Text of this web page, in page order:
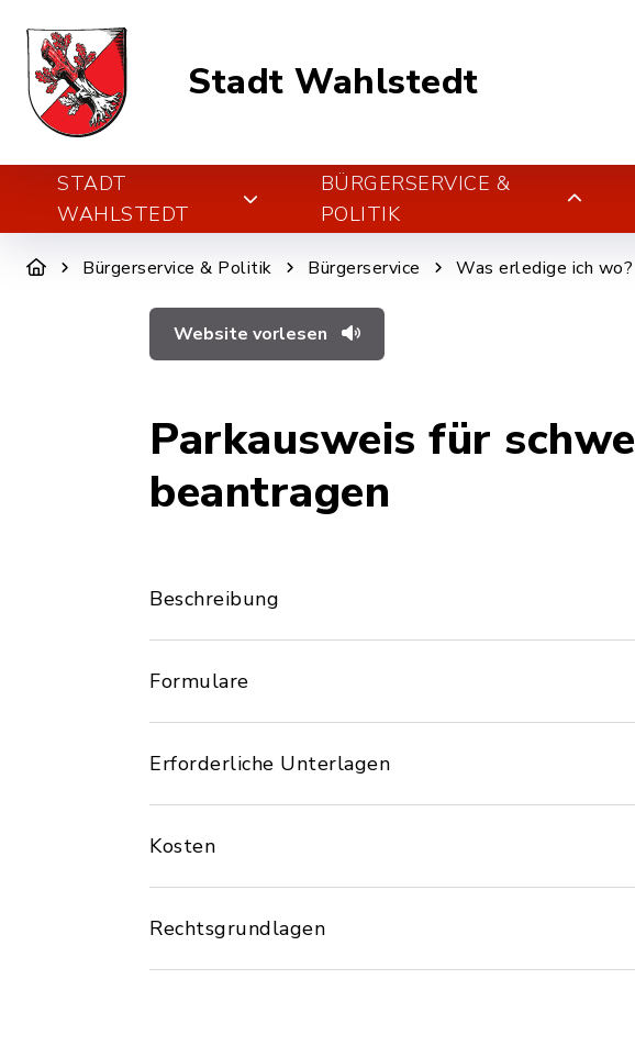
Stadt Wahlstedt
STADT
WAHLSTEDT
BÜRGERSERVICE &
POLITIK
Bürgerservice & Politik Bürgerservice Was erledige ich wo?
Website vorlesen
Parkausweis für
beantragen
Beschreibung
Formulare
Erforderliche Unterlagen
Kosten
Rechtsgrundlagen